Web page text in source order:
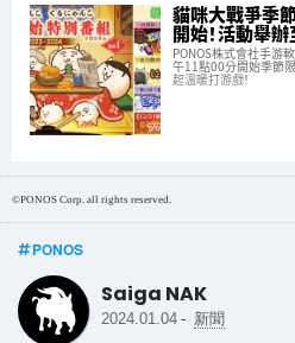
貓咪大戰爭季
開始！活動舉
PONOS株式會社手游
午11點00分開始季節限
起溫暖打游戲！
©PONOS Corp. all rights reserved.
PONOS
Saiga NAK
2024.01.04 - 新聞